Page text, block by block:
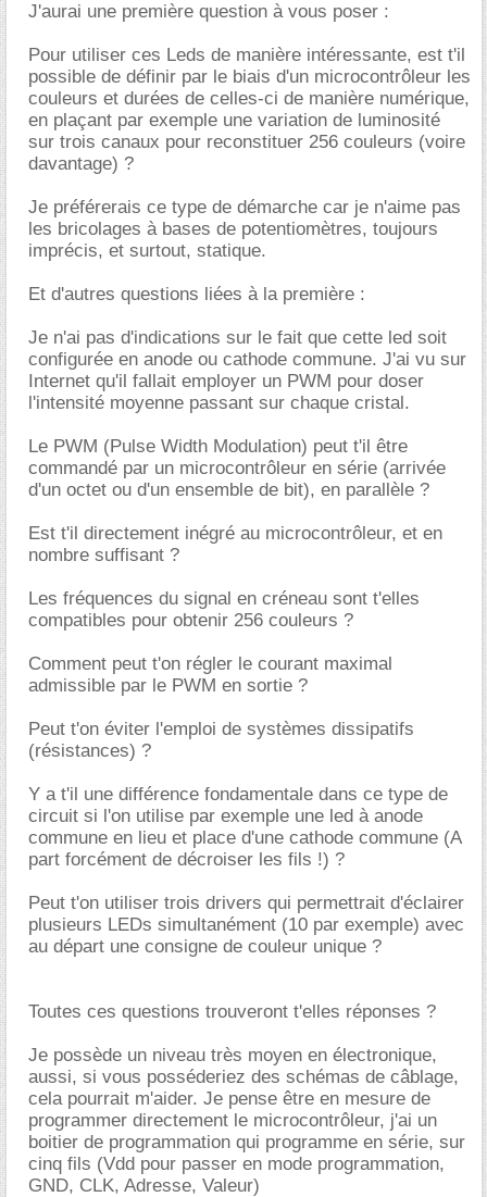
J'aurai une première question à vous poser :
Pour utiliser ces Leds de manière intéressante, est t'il
possible de définir par le biais d'un microcontrôleur les
couleurs et durées de celles-ci de manière numérique,
en plaçant par exemple une variation de luminosité
sur trois canaux pour reconstituer 256 couleurs (voire
davantage) ?
Je préférerais ce type de démarche car je n'aime pas
les bricolages à bases de potentiomètres, toujours
imprécis, et surtout, statique.
Et d'autres questions liées à la première :
Je n'ai pas d'indications sur le fait que cette led soit
configurée en anode ou cathode commune. J'ai vu sur
Internet qu'il fallait employer un PWM pour doser
l'intensité moyenne passant sur chaque cristal.
Le PWM (Pulse Width Modulation) peut t'il être
commandé par un microcontrôleur en série (arrivée
d'un octet ou d'un ensemble de bit), en parallèle ?
Est t'il directement inégré au microcontrôleur, et en
nombre suffisant ?
Les fréquences du signal en créneau sont t'elles
compatibles pour obtenir 256 couleurs ?
Comment peut t'on régler le courant maximal
admissible par le PWM en sortie ?
Peut t'on éviter l'emploi de systèmes dissipatifs
(résistances) ?
Y a t'il une différence fondamentale dans ce type de
circuit si l'on utilise par exemple une led à anode
commune en lieu et place d'une cathode commune (A
part forcément de décroiser les fils !) ?
Peut t'on utiliser trois drivers qui permettrait d'éclairer
plusieurs LEDs simultanément (10 par exemple) avec
au départ une consigne de couleur unique ?
Toutes ces questions trouveront t'elles réponses ?
Je possède un niveau très moyen en électronique,
aussi, si vous posséderiez des schémas de câblage,
cela pourrait m'aider. Je pense être en mesure de
programmer directement le microcontrôleur, j'ai un
boitier de programmation qui programme en série, sur
cinq fils (Vdd pour passer en mode programmation,
GND, CLK, Adresse, Valeur)